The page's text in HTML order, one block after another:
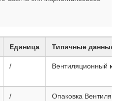
Единица Типичные данные
/ Вентиляционный
/
Опаковка